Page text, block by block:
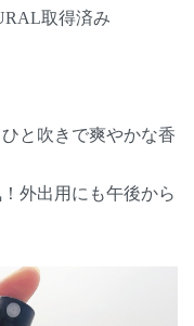
取得済み
と吹きで爽やかな香
外出用にも午後から